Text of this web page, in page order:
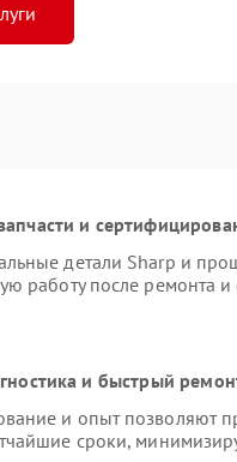
и
детали Sharp и
работу после ремонта
и быстрый
и опыт позволяют
сроки,